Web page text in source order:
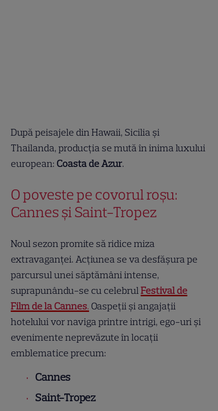
După peisajele din Hawaii, Sicilia și
Thailanda, producția se mută în inima luxului
european: Coasta de Azur.
O poveste pe covorul roșu:
Cannes și Saint-Tropez
Noul sezon promite să ridice miza
extravaganței. Acțiunea se va desfășura pe
parcursul unei săptămâni intense,
suprapunându-se cu celebrulFestival de
Film de la Cannes. Oaspeții și angajații
hotelului vor naviga printre intrigi, ego-uri și
evenimente neprevăzute în locații
emblematice precum:
Cannes
Saint-Tropez